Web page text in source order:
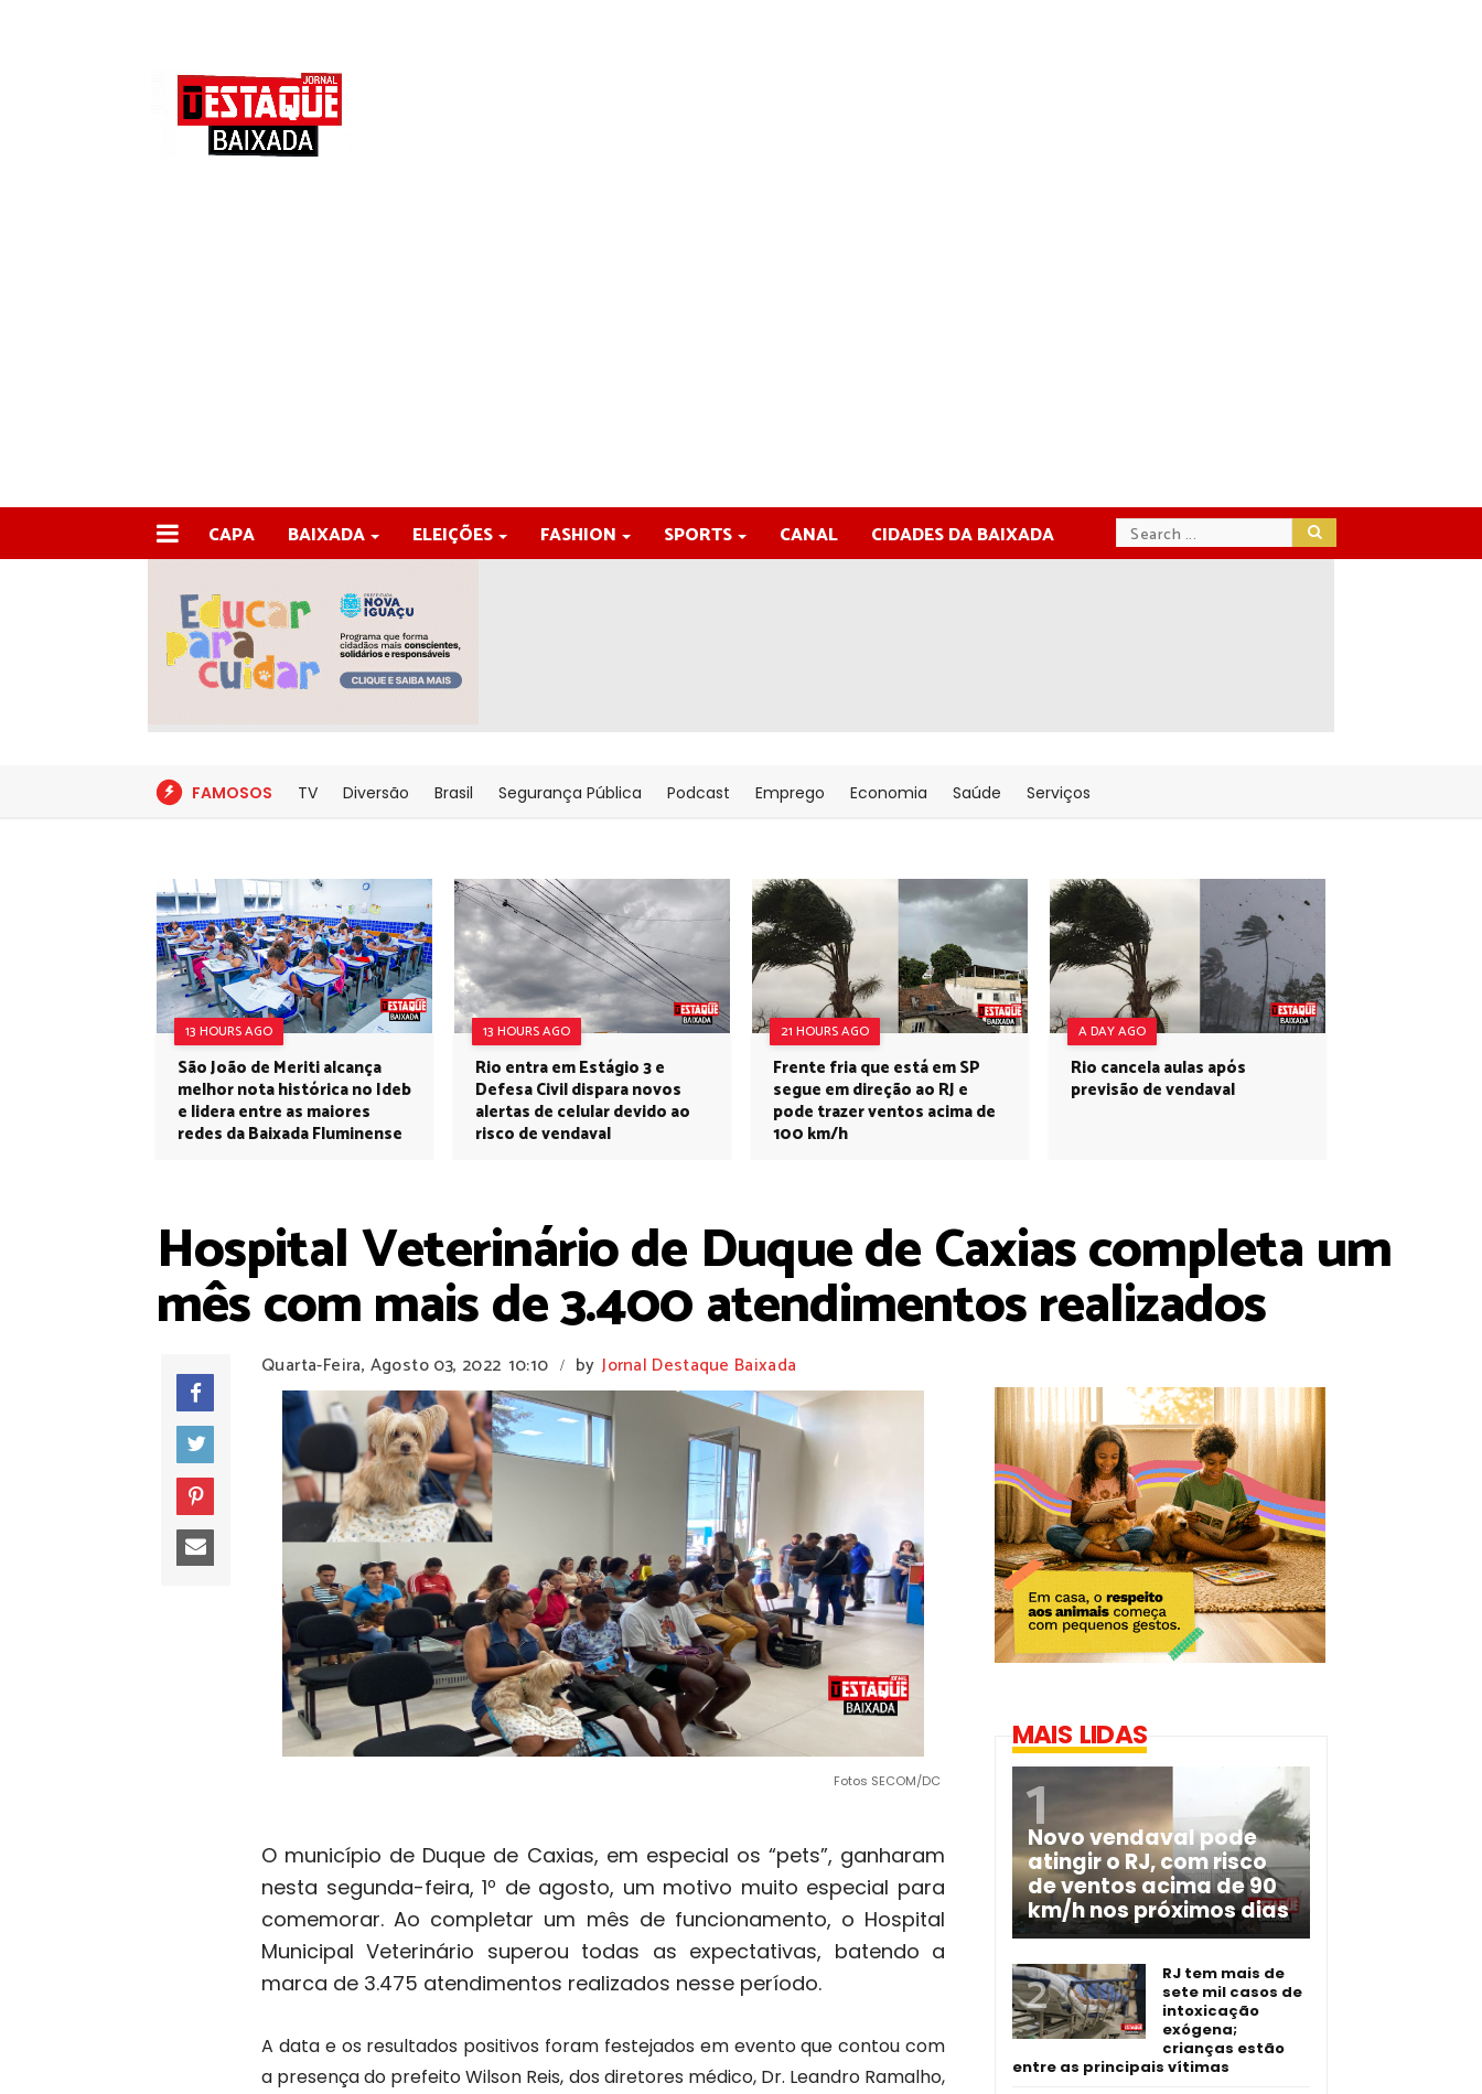
CAPA BAIXADA ELEIÇÕES FASHION SPORTS CANAL CIDADES DA BAIXADA
FAMOSOS TV Diversão Brasil Segurança Pública Podcast Emprego Economia Saúde Serviços
13 HOURS AGO
São João de Meriti alcança
melhor nota histórica no Ideb
e lidera entre as maiores
redes da Baixada Fluminense
13 HOURS AGO
Rio entra em Estágio 3 e
Defesa Civil dispara novos
alertas de celular devido ao
risco de vendaval
21 HOURS AGO
Frente fria que está em SP
segue em direção ao RJ e
pode trazer ventos acima de
100 km/h
A DAY AGO
Rio cancela aulas após
previsão de vendaval
Hospital Veterinário de Duque de Caxias completa um
mês com mais de 3.400 atendimentos realizados
Quarta-Feira, Agosto 03, 2022 10:10 / by Jornal Destaque Baixada
Fotos SECOM/DC
O município de Duque de Caxias, em especial os “pets”, ganharam
nesta segunda-feira, 1º de agosto, um motivo muito especial para
comemorar. Ao completar um mês de funcionamento, o Hospital
Municipal Veterinário superou todas as expectativas, batendo a
marca de 3.475 atendimentos realizados nesse período.
A data e os resultados positivos foram festejados em evento que contou com
a presença do prefeito Wilson Reis, dos diretores médico, Dr. Leandro Ramalho,
MAIS LIDAS
Novo vendaval pode
atingir o RJ, com risco
de ventos acima de 90
km/h nos próximos dias
RJ tem mais de
sete mil casos de
intoxicação
exógena;
crianças estão
entre as principais vítimas